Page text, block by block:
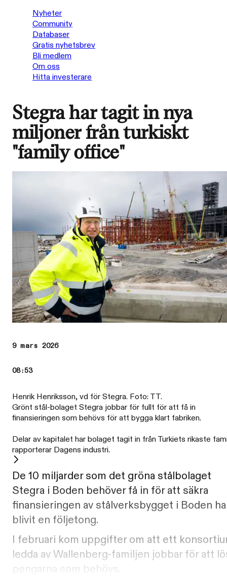
Nyheter
Community
Databaser
Gratis nyhetsbrev
Bli medlem
Om oss
Hitta investerare
Stegra har tagit in nya
miljoner från turkiskt
"family office"
9 mars 2026
08:53
Henrik Henriksson, vd för Stegra. Foto: TT.
Grönt stål-bolaget Stegra jobbar för fullt för att få in
finansieringen som behövs för att bygga klart fabriken.
Delar av kapitalet har bolaget tagit in från Turkiets rikaste
rapporterar Dagens industri.
De 10 miljarder som det gröna stålbolaget
Stegra i Boden behöver få in för att säkra
finansieringen av stålverksbygget i Boden
blivit en följetong.
I februari kom uppgifter om att ett
ledda av Wallenberg-familjen jobbar för att
pengarna som behövs.